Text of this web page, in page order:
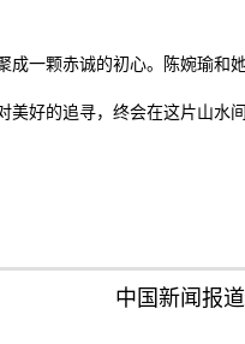
成一颗赤诚的初心。陈婉瑜
美好的追寻，终会在这片山水
中国新闻报